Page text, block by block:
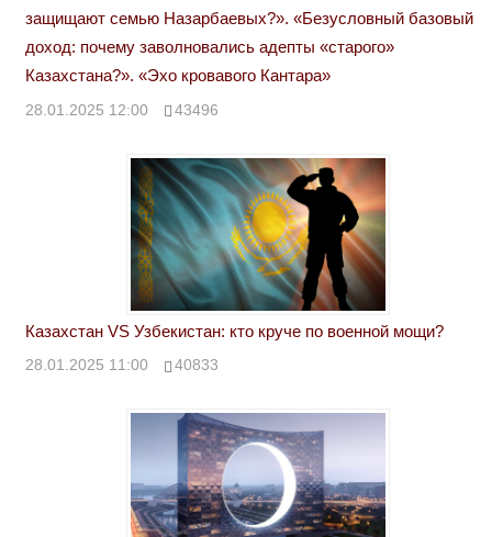
защищают семью Назарбаевых?». «Безусловный базовый
доход: почему заволновались адепты «старого»
Казахстана?». «Эхо кровавого Кантара»
28.01.2025 12:00 43496
Казахстан VS Узбекистан: кто круче по военной мощи?
28.01.2025 11:00 40833